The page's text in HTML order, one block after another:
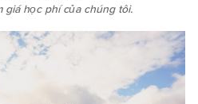
học phí của chúng tôi.